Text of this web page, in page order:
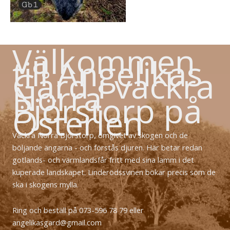
Välkommen
till Angelikas
Gård i vackra
Norra
Björstorp på
Österlen
Vackra Norra Björstorp, omgivet av skogen och de
böljande ängarna - och förstås djuren. Här betar redan
gotlands- och värmlandsfår fritt med sina lamm i det
kuperade landskapet. Linderödssvinen bökar precis som de
ska i skogens mylla.
Ring och beställ på 073-596 78 79 eller
angelikasgard@gmail.com